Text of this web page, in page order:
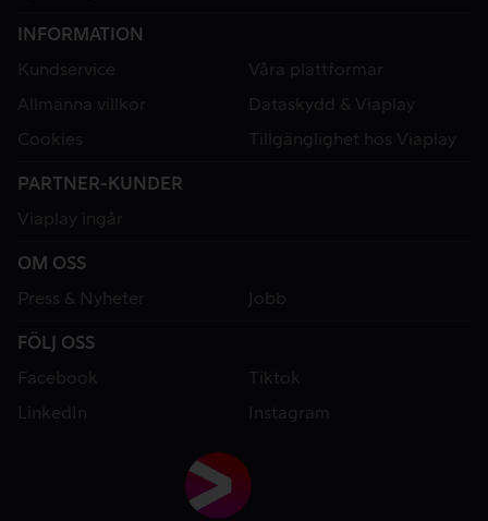
INFORMATION
Kundservice
Våra plattformar
Allmänna villkor
Dataskydd & Viaplay
Cookies
Tillgänglighet hos Viaplay
PARTNER-KUNDER
Viaplay ingår
OM OSS
Press & Nyheter
Jobb
FÖLJ OSS
Facebook
Tiktok
LinkedIn
Instagram